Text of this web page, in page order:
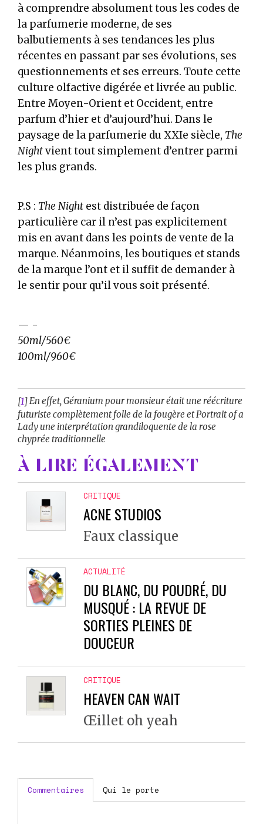
à comprendre absolument tous les codes de
la parfumerie moderne, de ses
balbutiements à ses tendances les plus
récentes en passant par ses évolutions, ses
questionnements et ses erreurs. Toute cette
culture olfactive digérée et livrée au public.
Entre Moyen-Orient et Occident, entre
parfum d’hier et d’aujourd’hui. Dans le
paysage de la parfumerie du XXIe siècle, The
Nightvient tout simplement d’entrer parmi
les plus grands.
P.S : The Night est distribuée de façon
particulière car il n’est pas explicitement
mis en avant dans les points de vente de la
marque. Néanmoins, les boutiques et stands
de la marque l’ont et il suffit de demander à
le sentir pour qu’il vous soit présenté.
— -
50ml/560€
100ml/960€
[1]En effet,Géranium pour monsieurétait une réécriture
futuriste complètement folle de la fougère etPortrait of a
Lady une interprétation grandiloquente de la rose
chyprée traditionnelle
À LIRE ÉGALEMENT
CRITIQUE
ACNE STUDIOS
Faux classique
ACTUALITÉ
DU BLANC, DU POUDRÉ, DU
MUSQUÉ : LA REVUE DE
SORTIES PLEINES DE
DOUCEUR
CRITIQUE
HEAVEN CAN WAIT
Œillet oh yeah
Commentaires Qui le porte